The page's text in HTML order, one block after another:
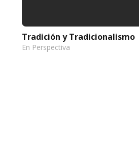
Tradición y Tradicionalismo
En Perspectiva